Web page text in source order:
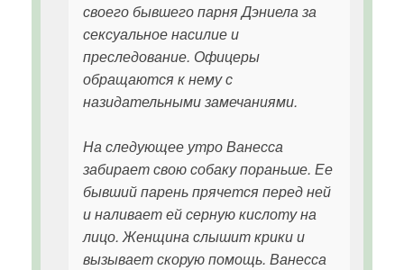
своего бывшего парня Дэниела за
сексуальное насилие и
преследование. Офицеры
обращаются к нему с
назидательными замечаниями.
На следующее утро Ванесса
забирает свою собаку пораньше. Ее
бывший парень прячется перед ней
и наливает ей серную кислоту на
лицо. Женщина слышит крики и
вызывает скорую помощь. Ванесса